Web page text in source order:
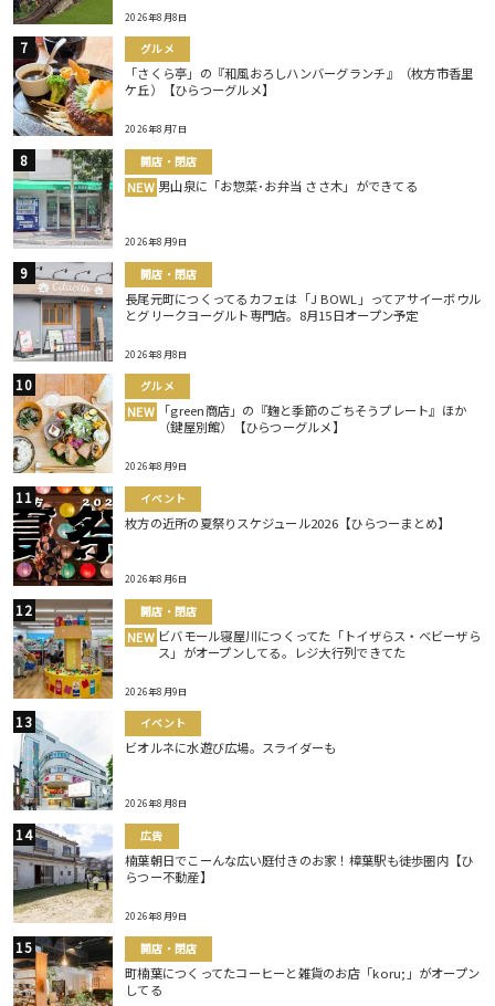
2026年8月8日
グルメ
「さくら亭」の『和風おろしハンバーグランチ』（枚方市香里
ケ丘）【ひらつーグルメ】
2026年8月7日
開店・閉店
NEW 男山泉に「お惣菜･お弁当 ささ木」ができてる
2026年8月9日
開店・閉店
長尾元町につくってるカフェは「J BOWL」ってアサイーボウル
とグリークヨーグルト専門店。8月15日オープン予定
2026年8月8日
グルメ
NEW
「green商店」の『麹と季節のごちそうプレート』ほか
（鍵屋別館）【ひらつーグルメ】
2026年8月9日
イベント
枚方の近所の夏祭りスケジュール2026【ひらつーまとめ】
2026年8月6日
開店・閉店
NEW ビバモール寝屋川につくってた「トイザらス・ベビーザら
ス」がオープンしてる。レジ大行列できてた
2026年8月9日
イベント
ビオルネに水遊び広場。スライダーも
2026年8月8日
広告
楠葉朝日でこーんな広い庭付きのお家！樟葉駅も徒歩圏内【ひ
らつー不動産】
2026年8月9日
開店・閉店
町楠葉につくってたコーヒーと雑貨のお店「koru;」がオープン
してる